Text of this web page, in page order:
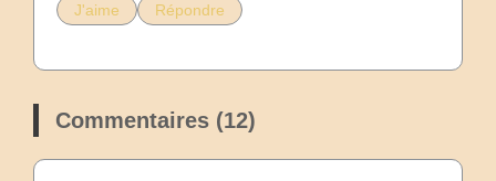
J'aime Répondre
Commentaires (12)